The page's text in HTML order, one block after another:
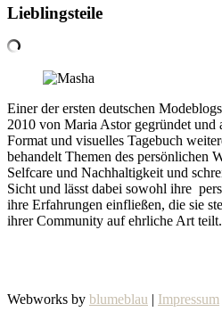
Lieblingsteile
Einer der ersten deutschen
2010 von Maria Astor gegründet und
Format und visuelles Tagebuch
behandelt Themen des persönlichen
Selfcare und Nachhaltigkeit und
Sicht und lässt dabei sowohl ihre
ihre Erfahrungen einfließen, die sie
ihrer Community auf ehrliche Art teilt.
Webworks by blumeblau | Impressum